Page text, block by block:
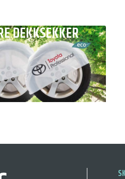
DEKKSEKKER